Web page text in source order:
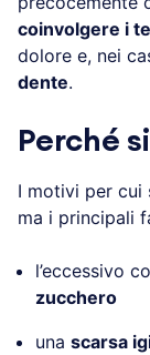
coinvolgere i
dolore e, nei
dente.
Perché
I motivi per cui
ma i principali
l’eccessivo
zucchero
una scarsa